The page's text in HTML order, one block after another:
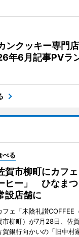
ンクッキー専門
年6月記事PVラ
べる
賀市柳町にカフ
ヒー」 ひなまつ
設店舗に
フェ「木陰礼讃COFFEE
市柳町）が7月28日、佐
賀銀行向かいの「旧中村